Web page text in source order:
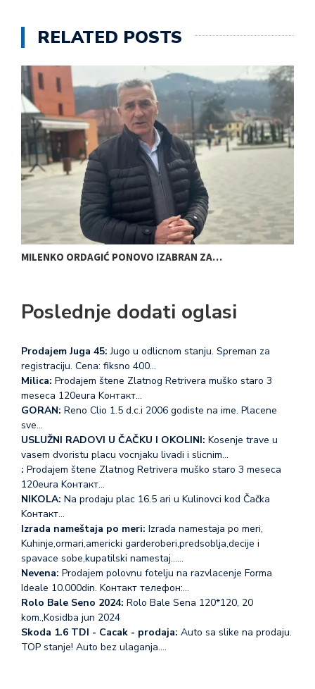
RELATED POSTS
BAJINA BAŠTA OBELEŽAVA DAN SPORTA…
Poslednje dodati oglasi
Prodajem Juga 45: Jugo u odlicnom stanju. Spreman za
registraciju. Cena: fiksno 400…
Milica: Prodajem štene Zlatnog Retrivera muško staro 3
meseca 120eura Koнтакт…
GORAN: Reno Clio 1.5 d.c.i 2006 godiste na ime. Placene
sve…
USLUŽNI RADOVI U ČAČKU I OKOLINI: Kosenje trave u
vasem dvoristu placu vocnjaku livadi i slicnim…
: Prodajem štene Zlatnog Retrivera muško staro 3 meseca
120eura Koнтакт…
NIKOLA: Na prodaju plac 16.5 ari u Kulinovci kod Čačka
Koнтакт…
Izrada nameštaja po meri: Izrada namestaja po meri,
Kuhinje,ormari,americki garderoberi,predsoblja,decije i
spavace sobe,kupatilski namestaj...…
Nevena: Prodajem polovnu fotelju na razvlacenje Forma
Ideale 10.000din. Koнтакт телефон:…
Rolo Bale Seno 2024: Rolo Bale Sena 120*120, 20
kom.,Kosidba jun 2024
Skoda 1.6 TDI - Cacak - prodaja: Auto sa slike na prodaju.
TOP stanje! Auto bez ulaganja.…